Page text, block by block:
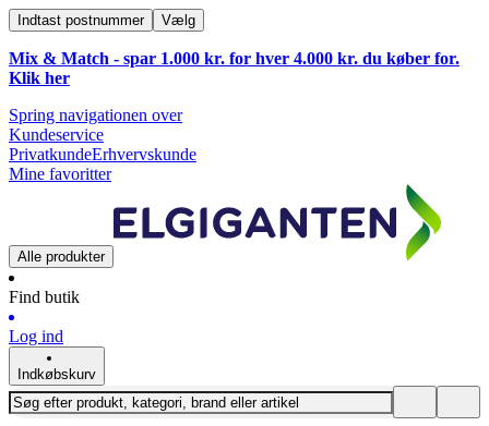
Indtast postnummer Vælg
Mix & Match - spar 1.000 kr. for hver 4.000 kr. du køber for.
Klik her
Spring navigationen over
Kundeservice
PrivatkundeErhvervskunde
Mine favoritter
Alle produkter
Find butik
Log ind
Indkøbskurv